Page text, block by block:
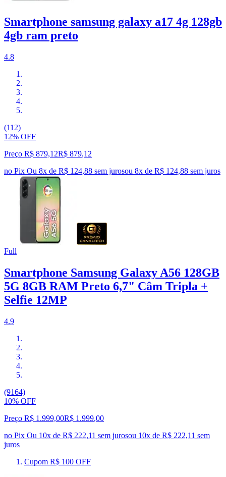
Smartphone samsung galaxy a17 4g 128gb
4gb ram preto
4.8
(112)
12% OFF
Preço R$ 879,12R$ 879,12
no Pix Ou 8x de R$ 124,88 sem jurosou 8x de R$ 124,88 sem juros
Full
Smartphone Samsung Galaxy A56 128GB
5G 8GB RAM Preto 6,7" Câm Tripla +
Selfie 12MP
4.9
(9164)
10% OFF
Preço R$ 1.999,00R$ 1.999,00
no Pix Ou 10x de R$ 222,11 sem jurosou 10x de R$ 222,11 sem
juros
Cupom R$ 100 OFF